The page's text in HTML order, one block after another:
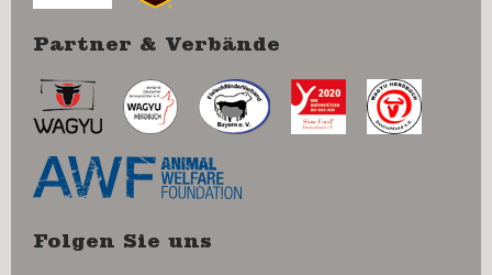
Partner & Verbände
Folgen Sie uns